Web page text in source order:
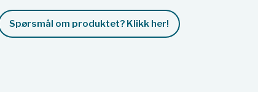
Spørsmål om produktet? Klikk her!